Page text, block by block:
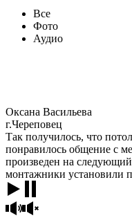
Все
Фото
Аудио
Оксана Васильева
г.Череповец
Так получилось, что
понравилось общение с
произведен на следующий
монтажники установили